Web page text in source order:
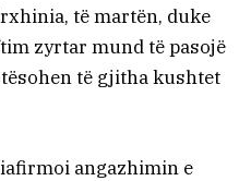
të martën, duke
zyrtar mund të pasojë
të gjitha kushtet
angazhimin e